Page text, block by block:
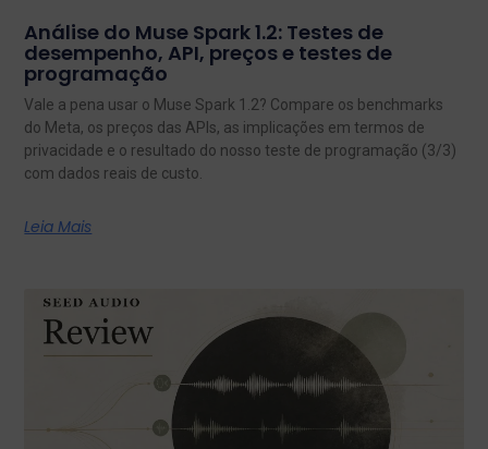
Análise do Muse Spark 1.2: Testes de
desempenho, API, preços e testes de
programação
Vale a pena usar o Muse Spark 1.2? Compare os benchmarks
do Meta, os preços das APIs, as implicações em termos de
privacidade e o resultado do nosso teste de programação (3/3)
com dados reais de custo.
Leia Mais